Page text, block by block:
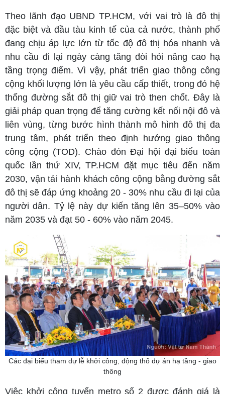
Theo lãnh đạo UBND TP.HCM, với vai trò là đô thị
đặc biệt và đầu tàu kinh tế của cả nước, thành phố
đang chịu áp lực lớn từ tốc độ đô thị hóa nhanh và
nhu cầu đi lại ngày càng tăng đòi hỏi nâng cao hạ
tầng trọng điểm. Vì vậy, phát triển giao thông công
cộng khối lượng lớn là yêu cầu cấp thiết, trong đó hệ
thống đường sắt đô thị giữ vai trò then chốt. Đây là
giải pháp quan trọng để tăng cường kết nối nội đô và
liên vùng, từng bước hình thành mô hình đô thị đa
trung tâm, phát triển theo định hướng giao thông
công cộng (TOD). Chào đón Đại hội đại biểu toàn
quốc lần thứ XIV, TP.HCM đặt mục tiêu đến năm
2030, vận tải hành khách công cộng bằng đường sắt
đô thị sẽ đáp ứng khoảng 20 - 30% nhu cầu đi lại của
người dân. Tỷ lệ này dự kiến tăng lên 35–50% vào
năm 2035 và đạt 50 - 60% vào năm 2045.
Các đại biểu tham dự lễ khởi công, động thổ dự án hạ tầng - giao
thông
Việc khởi công tuyến metro số 2 được đánh giá là